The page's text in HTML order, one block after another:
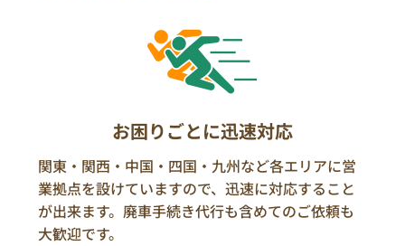
お困りごとに迅速対応
関東・関西・中国・四国・九州など各エリアに営
業拠点を設けていますので、迅速に対応すること
が出来ます。廃車手続き代行も含めてのご依頼も
大歓迎です。